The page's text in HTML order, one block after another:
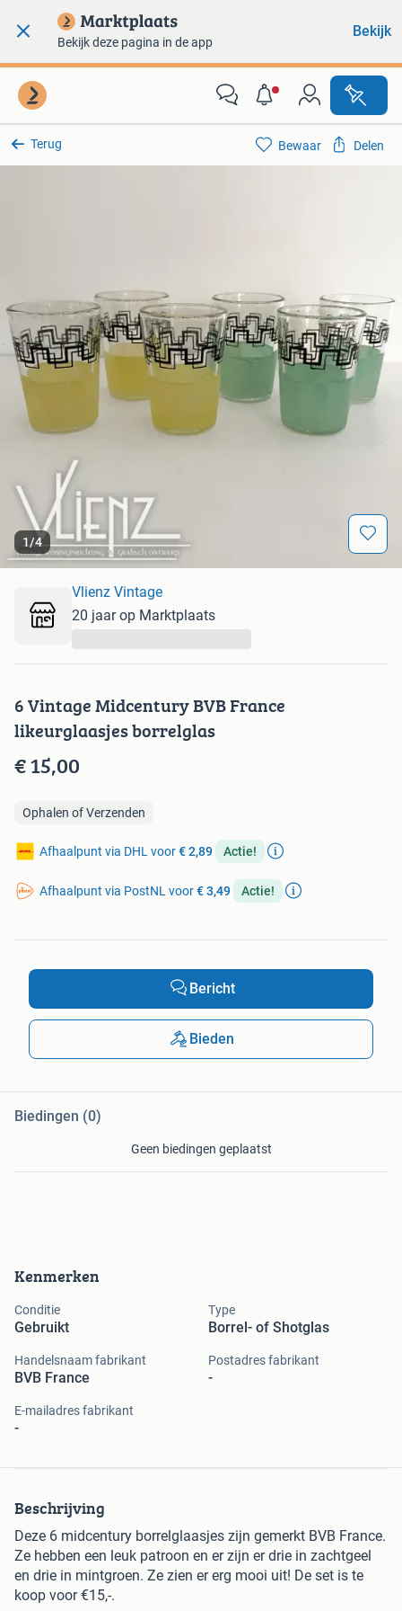
Bekijk deze pagina in de app
Bekijk
Terug
1/4
Kenmerken
Conditie
Gebruikt
Type
Borrel- of Shotglas
Handelsnaam fabrikant
BVB France
Postadres fabrikant
-
E-mailadres fabrikant
-
Beschrijving
Deze 6 midcentury borrelglaasjes zijn gemerkt BVB France.
Ze hebben een leuk patroon en er zijn er drie in zachtgeel
en drie in mintgroen. Ze zien er erg mooi uit! De set is te
koop voor €15,-.
Bewaar Delen
6 Vintage Midcentury BVB France
likeurglaasjes borrelglas
€ 15,00
Ophalen of Verzenden
Afhaalpunt via DHL voor€ 2,89 Actie!
Afhaalpunt via PostNL voor€ 3,49 Actie!
Vlienz Vintage
20 jaar op Marktplaats
Bericht
Bieden
Biedingen (0)
Geen biedingen geplaatst